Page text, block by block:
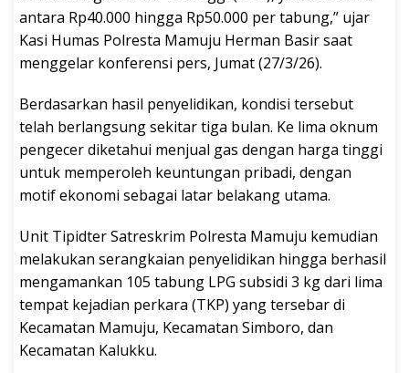
antara Rp40.000 hingga Rp50.000 per tabung,” ujar
Kasi Humas Polresta Mamuju Herman Basir saat
menggelar konferensi pers, Jumat (27/3/26).
Berdasarkan hasil penyelidikan, kondisi tersebut
telah berlangsung sekitar tiga bulan. Ke lima oknum
pengecer diketahui menjual gas dengan harga tinggi
untuk memperoleh keuntungan pribadi, dengan
motif ekonomi sebagai latar belakang utama.
Unit Tipidter Satreskrim Polresta Mamuju kemudian
melakukan serangkaian penyelidikan hingga berhasil
mengamankan 105 tabung LPG subsidi 3 kg dari lima
tempat kejadian perkara (TKP) yang tersebar di
Kecamatan Mamuju, Kecamatan Simboro, dan
Kecamatan Kalukku.